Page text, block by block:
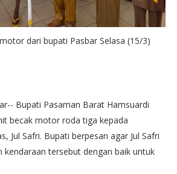
dari bupati Pasbar Selasa (15/3)
Bupati Pasaman Barat Hamsuardi
becak motor roda tiga kepada
Jul Safri. Bupati berpesan agar Jul Safri
tersebut dengan baik untuk